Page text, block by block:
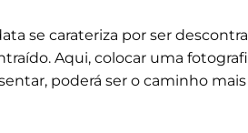
se carateriza por ser
Aqui, colocar uma
poderá ser o caminho